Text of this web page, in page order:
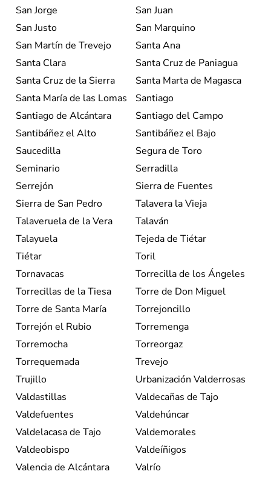
San Jorge
San Juan
San Justo
San Marquino
San Martín de Trevejo
Santa Ana
Santa Clara
Santa Cruz de Paniagua
Santa Cruz de la Sierra
Santa Marta de Magasca
Santa María de las Lomas
Santiago
Santiago de Alcántara
Santiago del Campo
Santibáñez el Alto
Santibáñez el Bajo
Saucedilla
Segura de Toro
Seminario
Serradilla
Serrejón
Sierra de Fuentes
Sierra de San Pedro
Talavera la Vieja
Talaveruela de la Vera
Talaván
Talayuela
Tejeda de Tiétar
Tiétar
Toril
Tornavacas
Torrecilla de los Ángeles
Torrecillas de la Tiesa
Torre de Don Miguel
Torre de Santa María
Torrejoncillo
Torrejón el Rubio
Torremenga
Torremocha
Torreorgaz
Torrequemada
Trevejo
Trujillo
Urbanización Valderrosas
Valdastillas
Valdecañas de Tajo
Valdefuentes
Valdehúncar
Valdelacasa de Tajo
Valdemorales
Valdeobispo
Valdeíñigos
Valencia de Alcántara
Valrío